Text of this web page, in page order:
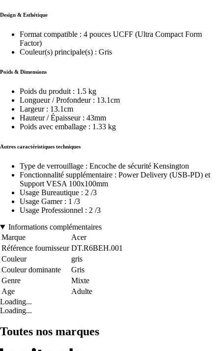
Design & Esthétique
Format compatible : 4 pouces UCFF (Ultra Compact Form
Factor)
Couleur(s) principale(s) : Gris
Poids & Dimensions
Poids du produit : 1.5 kg
Longueur / Profondeur : 13.1cm
Largeur : 13.1cm
Hauteur / Épaisseur : 43mm
Poids avec emballage : 1.33 kg
Autres caractéristiques techniques
Type de verrouillage : Encoche de sécurité Kensington
Fonctionnalité supplémentaire : Power Delivery (USB-PD) et
Support VESA 100x100mm
Usage Bureautique : 2 /3
Usage Gamer : 1 /3
Usage Professionnel : 2 /3
Informations complémentaires
Marque
Acer
Référence fournisseur DT.R6BEH.001
Couleur
gris
Couleur dominante
Gris
Genre
Mixte
Age
Adulte
Loading...
Loading...
Toutes nos marques